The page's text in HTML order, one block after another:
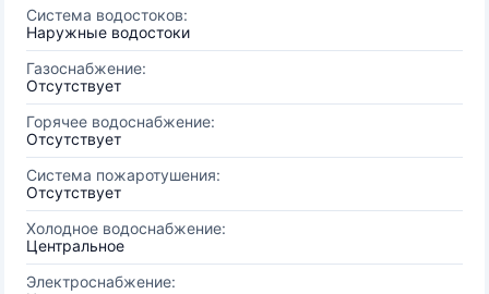
Система водостоков:
Наружные водостоки
Газоснабжение:
Отсутствует
Горячее водоснабжение:
Отсутствует
Система пожаротушения:
Отсутствует
Холодное водоснабжение:
Центральное
Электроснабжение: